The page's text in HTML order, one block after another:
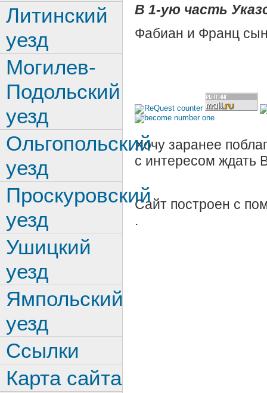
В 1-ую часть
Фабиан и Франц
Хочу заранее
с интересом ждать
Сайт построен с
.
Литинский
уезд
Могилев-
Подольский
уезд
Ольгопольский
уезд
Проскуровский
уезд
Ушицкий
уезд
Ямпольский
уезд
Ссылки
Карта сайта